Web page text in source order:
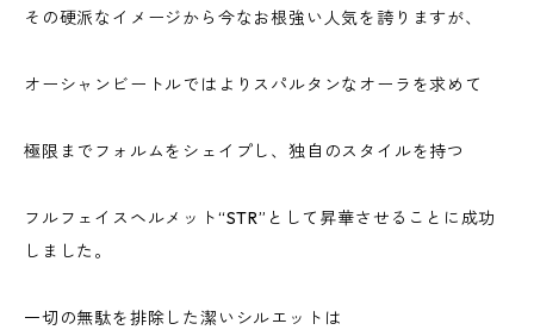
その硬派なイメージから今なお根強い人気を誇りますが、
オーシャンビートルではよりスパルタンなオーラを求めて
極限までフォルムをシェイプし、独自のスタイルを持つ
フルフェイスヘルメット“STR”として昇華させることに成功
しました。
一切の無駄を排除した潔いシルエットは